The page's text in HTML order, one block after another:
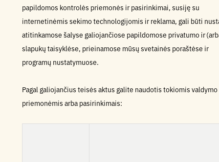
papildomos kontrolės priemonės ir pasirinkimai, susiję su
internetinėmis sekimo technologijomis ir reklama, gali būti
atitinkamose šalyse galiojančiose papildomose privatumo ir
slapukų taisyklėse, prieinamose mūsų svetainės poraštėse ir
programų nustatymuose.
Pagal galiojančius teisės aktus galite naudotis tokiomis valdymo
priemonėmis arba pasirinkimais: